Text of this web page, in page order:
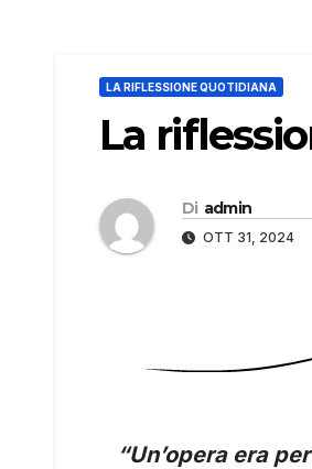
LA RIFLESSIONE QUOTIDIANA
La
Di admin
OTT 31, 2024
“Un’opera era